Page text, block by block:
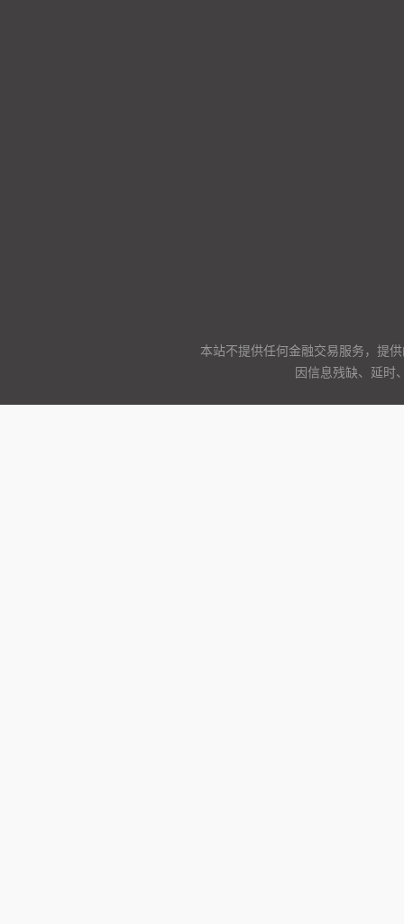
本站不提供任何金融交易服务，提
因信息残缺、延时